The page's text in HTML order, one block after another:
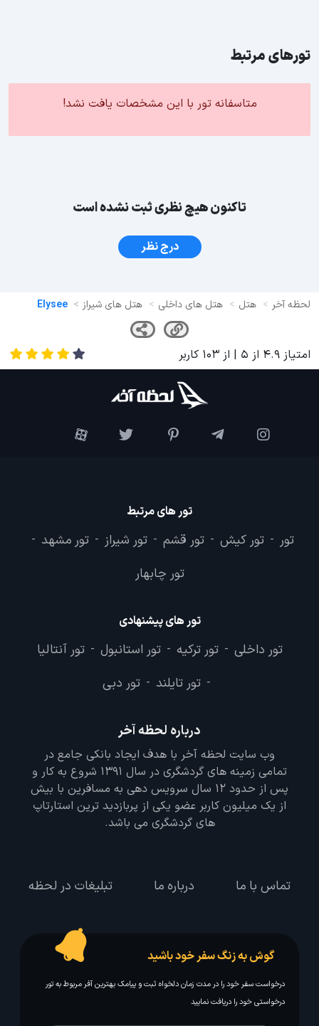
تورهای مرتبط
متاسفانه تور با این مشخصات یافت نشد!
تاکنون هیچ نظری ثبت نشده است
درج نظر
لحظه آخر هتل هتل های داخلی هتل های شیراز Elysee
امتیاز 4.9 از 5 | از 103 کاربر
تور های مرتبط
تور - تور کیش - تور قشم - تور شیراز - تور مشهد -
تور چابهار
تور های پیشنهادی
تور داخلی - تور ترکیه - تور استانبول - تور آنتالیا
- تور تایلند - تور دبی
درباره لحظه آخر
وب سایت لحظه آخر با هدف ایجاد بانکی جامع در
تمامی زمینه های گردشگری در سال 1391 شروع به کار و
پس از حدود 12 سال سرویس دهی به مسافرین با بیش
از یک میلیون کاربر عضو یکی از پربازدید ترین استارتاپ
های گردشگری می باشد.
تماس با ما درباره ما تبلیغات در لحظه
گوش به زنگ سفر خود باشید
درخواست سفر خود را در مدت زمان دلخواه ثبت و پیامک بهترین آفر مربوط به تور
درخواستی خود را دریافت نمایید